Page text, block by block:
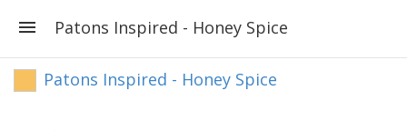
Patons Inspired - Honey Spice
Patons Inspired - Honey Spice